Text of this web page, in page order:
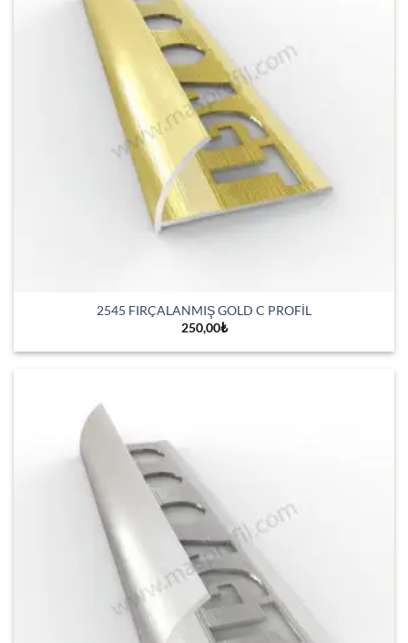
2545 FIRÇALANMIŞ GOLD C PROFİL
250,00₺